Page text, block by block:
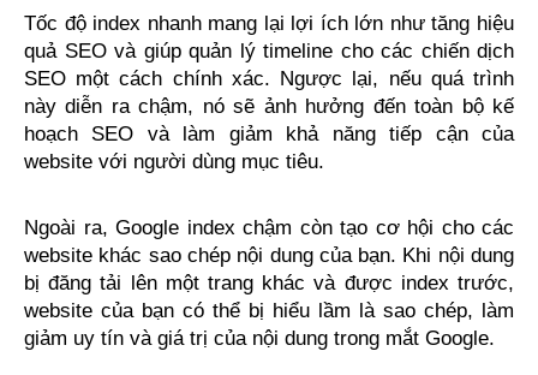
Tốc độ index nhanh mang lại lợi ích lớn như tăng hiệu
quả SEO và giúp quản lý timeline cho các chiến dịch
SEO một cách chính xác. Ngược lại, nếu quá trình
này diễn ra chậm, nó sẽ ảnh hưởng đến toàn bộ kế
hoạch SEO và làm giảm khả năng tiếp cận của
website với người dùng mục tiêu.
Ngoài ra, Google index chậm còn tạo cơ hội cho các
website khác sao chép nội dung của bạn. Khi nội dung
bị đăng tải lên một trang khác và được index trước,
website của bạn có thể bị hiểu lầm là sao chép, làm
giảm uy tín và giá trị của nội dung trong mắt Google.